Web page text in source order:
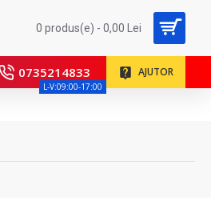
0 produs(e) - 0,00 Lei
0735214833
L-V:09:00-17:00
AJUTOR